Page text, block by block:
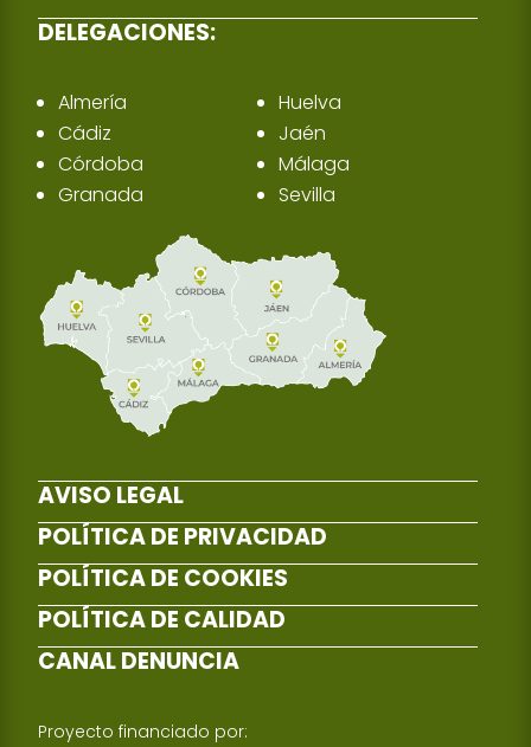
DELEGACIONES:
Almería
Cádiz
Córdoba
Granada
Huelva
Jaén
Málaga
Sevilla
AVISO LEGAL
POLÍTICA DE PRIVACIDAD
POLÍTICA DE COOKIES
POLÍTICA DE CALIDAD
CANAL DENUNCIA
Proyecto financiado por: